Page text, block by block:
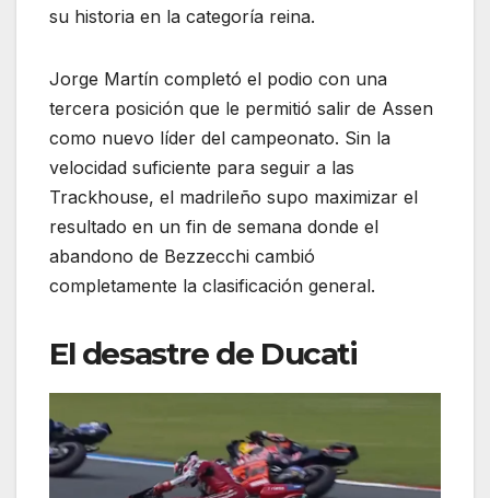
su historia en la categoría reina.
Jorge Martín completó el podio con una
tercera posición que le permitió salir de Assen
como nuevo líder del campeonato. Sin la
velocidad suficiente para seguir a las
Trackhouse, el madrileño supo maximizar el
resultado en un fin de semana donde el
abandono de Bezzecchi cambió
completamente la clasificación general.
El desastre de Ducati